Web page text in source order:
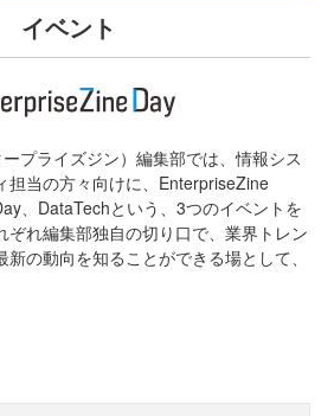
イベント
プライズジン）編集部では、情報シス
担当の方々向けに、EnterpriseZine
、DataTechという、3つのイベントを
ぞれ編集部独自の切り口で、業界トレン
新の動向を知ることができる場として、